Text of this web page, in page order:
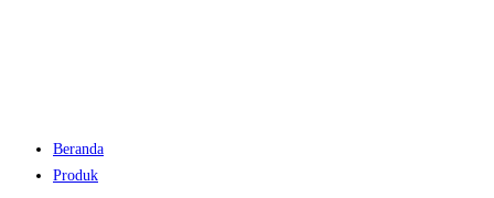
Beranda
Produk